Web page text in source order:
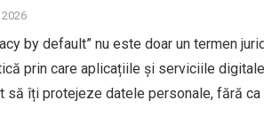
by default” nu este doar un termen
prin care aplicațiile și serviciile
să îți protejeze datele personale, fără ca